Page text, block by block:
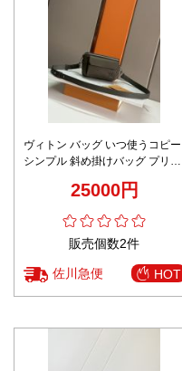
ヴィトン バッグ いつ使うコピー
シンプル 斜め掛けバッグ プリン
25000円
販売個数2件
佐川急便 HOT